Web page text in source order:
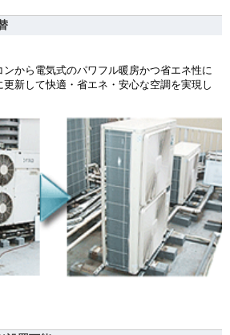
から電気式のパワフル暖房かつ省エネ性に
新して快適・省エネ・安心な空調を実現し